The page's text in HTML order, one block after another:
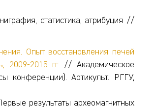
статистика, атрибуция //
Опыт восстановления печей
2009-2015 гг. // Академическое
конференции). Артикульт. РГГУ,
результаты археомагнитных